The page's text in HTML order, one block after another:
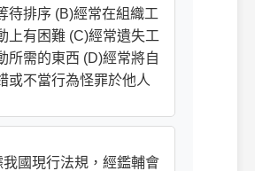
待排序 (B)經常在組織工
上有困難 (C)經常遺失工
所需的東西 (D)經常將自
或不當行為怪罪於他人
我國現行法規，經鑑輔會